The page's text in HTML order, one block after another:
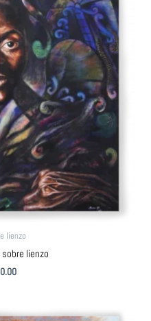
lienzo
lienzo